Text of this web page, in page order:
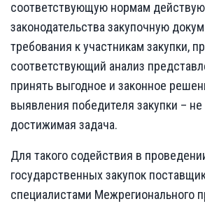
соответствующую нормам
законодательства закупочную
требования к участникам закупки,
соответствующий анализ
принять выгодное и законное
выявления победителя закупки – не
достижимая задача.
Для такого содействия в
государственных закупок
специалистами Межрегионального